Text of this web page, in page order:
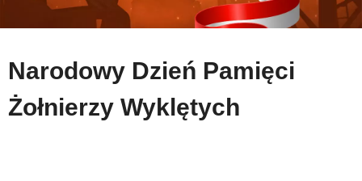
Narodowy Dzień Pamięci
Żołnierzy Wyklętych